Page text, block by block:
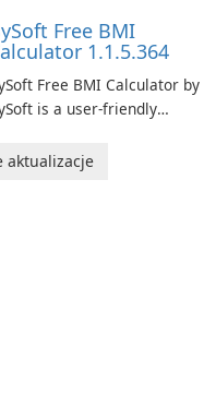
Free BMI
1.1.5.364
Free BMI Calculator by
is a user-friendly
to help you
aktualizacje